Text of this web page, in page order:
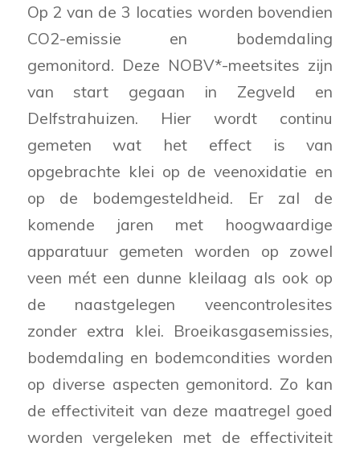
Op 2 van de 3 locaties worden bovendien
CO2-emissie en bodemdaling
gemonitord. Deze NOBV*-meetsites zijn
van start gegaan in Zegveld en
Delfstrahuizen. Hier wordt continu
gemeten wat het effect is van
opgebrachte klei op de veenoxidatie en
op de bodemgesteldheid. Er zal de
komende jaren met hoogwaardige
apparatuur gemeten worden op zowel
veen mét een dunne kleilaag als ook op
de naastgelegen veencontrolesites
zonder extra klei. Broeikasgasemissies,
bodemdaling en bodemcondities worden
op diverse aspecten gemonitord. Zo kan
de effectiviteit van deze maatregel goed
worden vergeleken met de effectiviteit